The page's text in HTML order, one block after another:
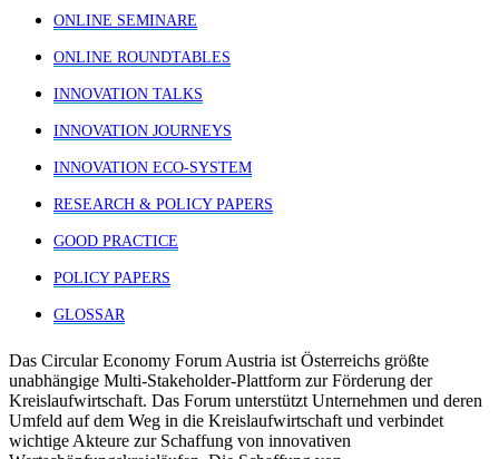
ONLINE SEMINARE
ONLINE ROUNDTABLES
INNOVATION TALKS
INNOVATION JOURNEYS
INNOVATION ECO-SYSTEM
RESEARCH & POLICY PAPERS
GOOD PRACTICE
POLICY PAPERS
GLOSSAR
Das Circular Economy Forum Austria ist Österreichs größte
unabhängige Multi-Stakeholder-Plattform zur Förderung der
Kreislaufwirtschaft. Das Forum unterstützt Unternehmen und deren
Umfeld auf dem Weg in die Kreislaufwirtschaft und verbindet
wichtige Akteure zur Schaffung von innovativen